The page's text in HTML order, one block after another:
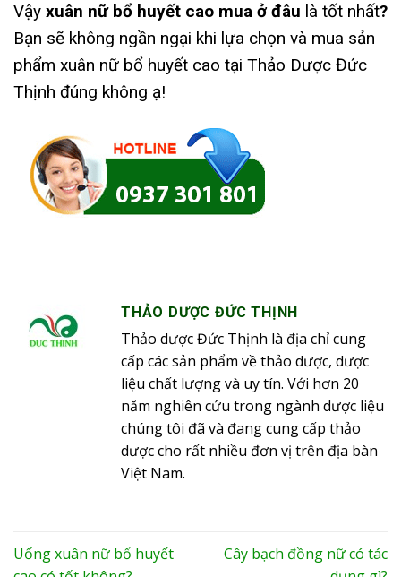
Vậy xuân nữ bổ huyết cao mua ở đâu là tốt nhất?
Bạn sẽ không ngần ngại khi lựa chọn và mua sản
phẩm xuân nữ bổ huyết cao tại Thảo Dược Đức
Thịnh đúng không ạ!
THẢO DƯỢC ĐỨC THỊNH
Thảo dược Đức Thịnh là địa chỉ cung
cấp các sản phẩm về thảo dược, dược
liệu chất lượng và uy tín. Với hơn 20
năm nghiên cứu trong ngành dược liệu
chúng tôi đã và đang cung cấp thảo
dược cho rất nhiều đơn vị trên địa bàn
Việt Nam.
Uống xuân nữ bổ huyết
Cây bạch đồng nữ có tác